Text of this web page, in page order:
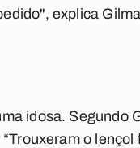
explica
idosa. Segundo
o